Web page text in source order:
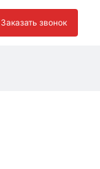
Заказать звонок